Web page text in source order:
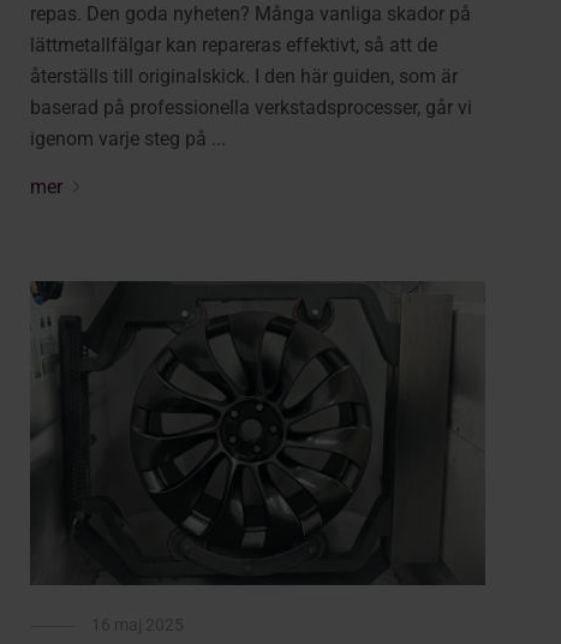
repas. Den goda nyheten? Många vanliga skador på
lättmetallfälgar kan repareras effektivt, så att de
återställs till originalskick. I den här guiden, som är
baserad på professionella verkstadsprocesser, går vi
igenom varje steg på ...
mer